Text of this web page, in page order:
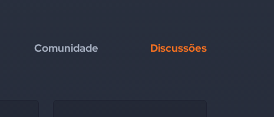
Comunidade Discussões